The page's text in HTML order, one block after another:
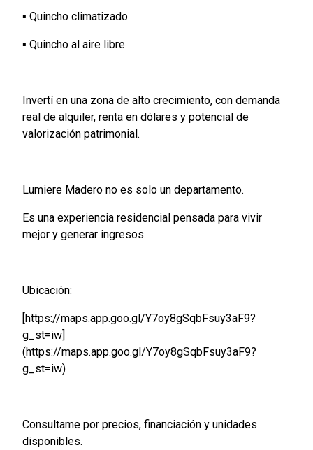
▪️ Quincho climatizado
▪️ Quincho al aire libre
Invertí en una zona de alto crecimiento, con demanda
real de alquiler, renta en dólares y potencial de
valorización patrimonial.
Lumiere Madero no es solo un departamento.
Es una experiencia residencial pensada para vivir
mejor y generar ingresos.
Ubicación:
[https://maps.app.goo.gl/Y7oy8gSqbFsuy3aF9?
g_st=iw]
(https://maps.app.goo.gl/Y7oy8gSqbFsuy3aF9?
g_st=iw)
Consultame por precios, financiación y unidades
disponibles.